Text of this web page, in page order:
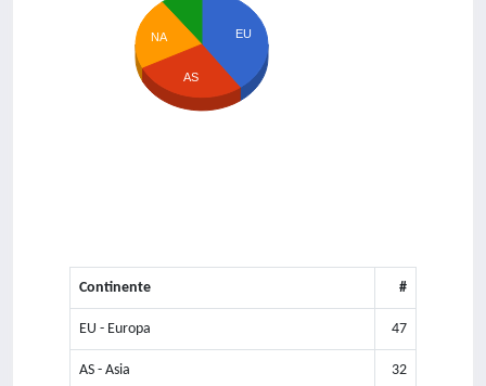
EU
NA
AS
Continente #
EU - Europa 47
AS - Asia 32